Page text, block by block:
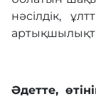
нәсiлдiк,
Әдетте,